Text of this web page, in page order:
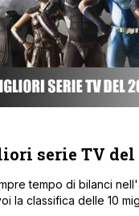
serie TV del
tempo di bilanci
la classifica delle 10